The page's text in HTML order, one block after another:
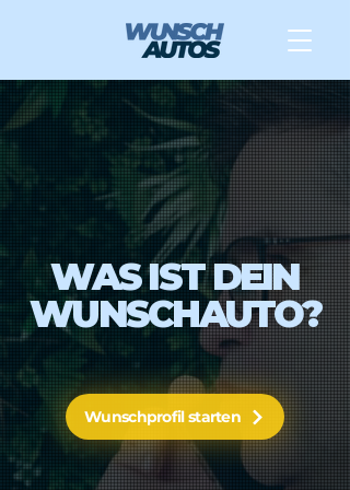
WAS IST DEIN
WUNSCHAUTO?
Wunschprofil starten